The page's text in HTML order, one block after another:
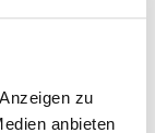
zu
anbieten
noch
zu